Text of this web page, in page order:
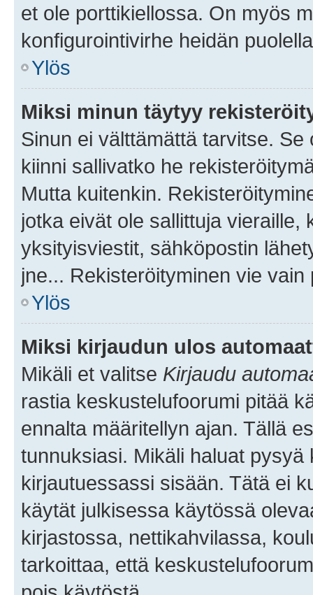
et ole porttikiellossa. On myös
konfigurointivirhe heidän
Ylös
Miksi minun täytyy
Sinun ei välttämättä tarvitse.
kiinni sallivatko he
Mutta kuitenkin.
jotka eivät ole sallittuja vieraille,
yksityisviestit, sähköpostin
jne... Rekisteröityminen vie
Ylös
Miksi kirjaudun ulos
Mikäli et valitse Kirjaudu
rastia keskustelufoorumi pitää
ennalta määritellyn ajan. Tällä
tunnuksiasi. Mikäli haluat
kirjautuessassi sisään. Tätä ei
käytät julkisessa käytössä
kirjastossa, nettikahvilassa,
tarkoittaa, että